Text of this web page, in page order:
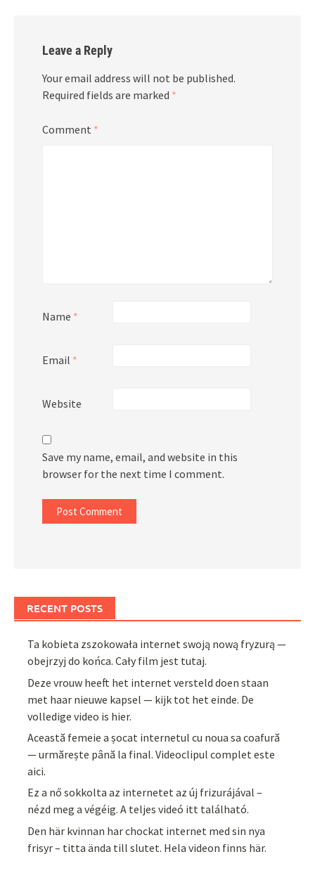
Leave a Reply
Your email address will not be published.
Required fields are marked *
Comment *
Name *
Email *
Website
Save my name, email, and website in this
browser for the next time I comment.
RECENT POSTS
Ta kobieta zszokowała internet swoją nową fryzurą —
obejrzyj do końca. Cały film jest tutaj.
Deze vrouw heeft het internet versteld doen staan
met haar nieuwe kapsel — kijk tot het einde. De
volledige video is hier.
Această femeie a șocat internetul cu noua sa coafură
— urmărește până la final. Videoclipul complet este
aici.
Ez a nő sokkolta az internetet az új frizurájával –
nézd meg a végéig. A teljes videó itt található.
Den här kvinnan har chockat internet med sin nya
frisyr – titta ända till slutet. Hela videon finns här.